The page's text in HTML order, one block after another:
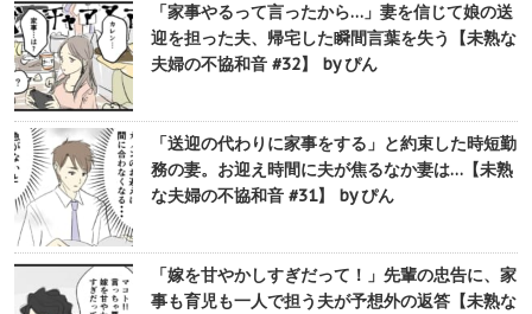
「家事やるって言ったから…」妻を信じて娘の送
迎を担った夫、帰宅した瞬間言葉を失う【未熟な
夫婦の不協和音 #32】 by ぴん
「送迎の代わりに家事をする」と約束した時短勤
務の妻。お迎え時間に夫が焦るなか妻は…【未熟
な夫婦の不協和音 #31】 by ぴん
「嫁を甘やかしすぎだって！」先輩の忠告に、家
事も育児も一人で担う夫が予想外の返答【未熟な